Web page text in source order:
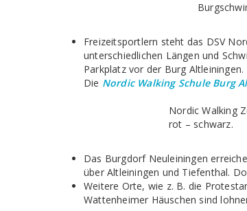
Freizeitsportlern steht das DSV
unterschiedlichen Längen und
Parkplatz vor der Burg Altleiningen.
Die Nordic Walking Schule Burg
Nordic Walking
rot – schwarz.
Das Burgdorf Neuleiningen
über Altleiningen und Tiefenthal.
Weitere Orte, wie z. B. die
Wattenheimer Häuschen sind